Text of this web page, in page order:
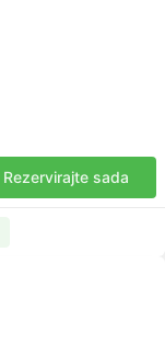
Rezervirajte sada